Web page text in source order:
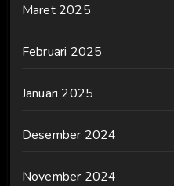
Maret 2025
Februari 2025
Januari 2025
Desember 2024
November 2024